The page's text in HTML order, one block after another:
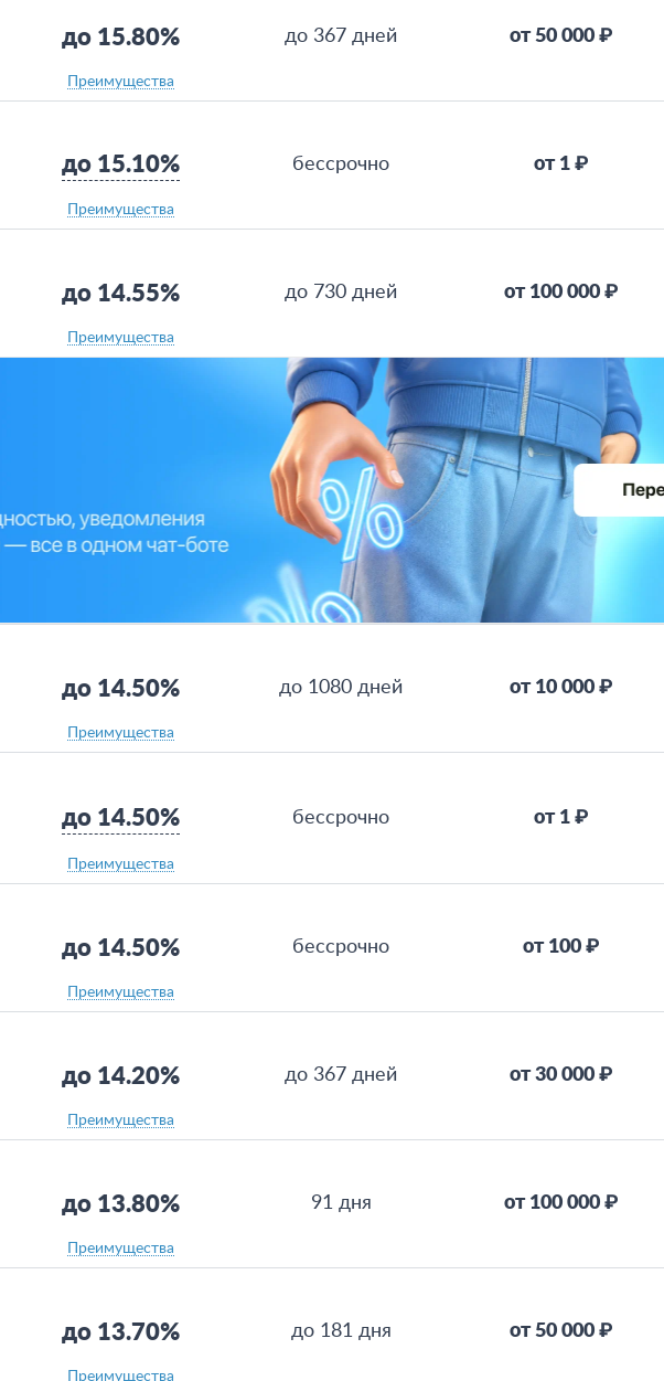
до 15.80%
Преимущества
до 367 дней от 50 000 ₽
до 15.10%
Преимущества
бессрочно от 1 ₽
до 14.55%
Преимущества
до 730 дней от 100 000 ₽
до 14.50%
Преимущества
до 1080 дней от 10 000 ₽
до 14.50%
Преимущества
бессрочно от 1 ₽
до 14.50%
Преимущества
бессрочно от 100 ₽
до 14.20%
Преимущества
до 367 дней от 30 000 ₽
до 13.80%
Преимущества
91 дня от 100 000 ₽
до 13.70%
Преимущества
до 181 дня от 50 000 ₽